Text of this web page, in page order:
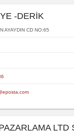
-DERİK
AYAYDIN CD NO:65
LTD